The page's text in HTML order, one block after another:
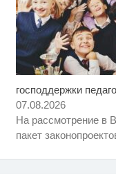
господдержки
07.08.2026
На рассмотрение в
пакет
Королева
Ролик
вы